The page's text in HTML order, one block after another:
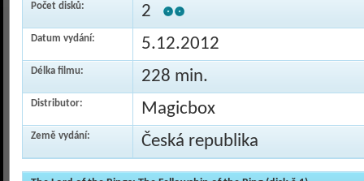
Počet disků: 2
Datum vydání: 5.12.2012
Délka filmu: 228 min.
Distributor: Magicbox
Země vydání: Česká republika